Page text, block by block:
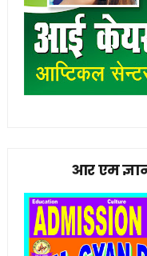
आर एम